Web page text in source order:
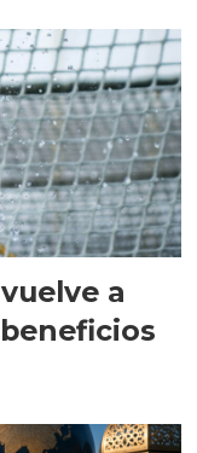
a